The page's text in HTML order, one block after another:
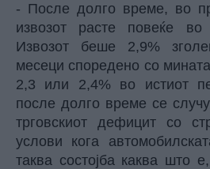
- После долго време, во
извозот расте повеќе
Извозот беше 2,9%
месеци споредено со
2,3 или 2,4% во истиот
после долго време се
трговскиот дефицит со
услови кога
таква состојба каква што